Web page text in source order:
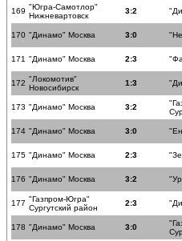
169 "Югра-Самотлор"
Нижневартовск
3:2
170 "Динамо" Москва 3:0
171 "Динамо" Москва 2:3
172 "Локомотив"
Новосибирск
1:3
173 "Динамо" Москва 3:2
174 "Динамо" Москва 3:0
175 "Динамо" Москва 2:3
176 "Динамо" Москва 3:2
177 "Газпром-Югра"
Сургутский район
2:3
178 "Динамо" Москва 3:0